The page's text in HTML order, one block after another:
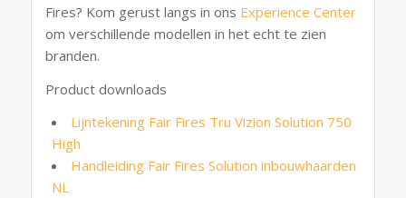
Fires? Kom gerust langs in ons Experience Center
om verschillende modellen in het echt te zien
branden.
Product downloads
Lijntekening Fair Fires Tru Vizion Solution 750
High
Handleiding Fair Fires Solution inbouwhaarden
NL